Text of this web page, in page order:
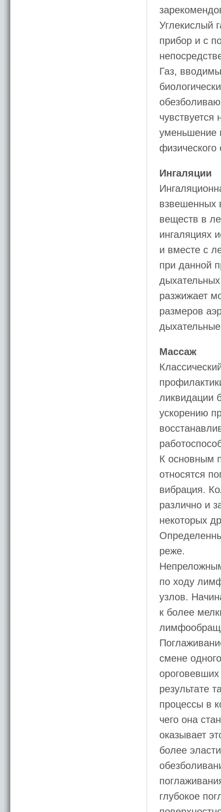
Углекислый
прибор и с
Газ,
чувствуется
уменьшение
физического
Ингаляции
взвешенных
веществ в
ингаляциях
и вместе с
при данной
разжижает
размеров
Массаж
ликвидации
ускорению
К основным
относятся
вибрация.
различно и
некоторых
реже.
по ходу
узлов.
к более
смене
результате
процессы в
чего она
оказывает
более
глубокое